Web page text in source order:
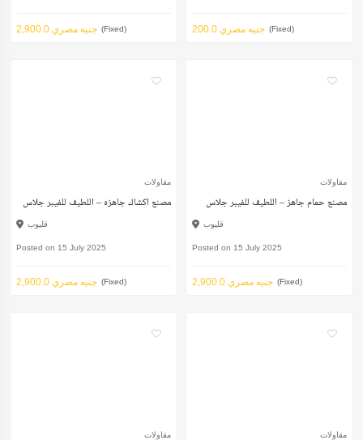
2,900.0 جنيه مصري (Fixed) 200.0 جنيه مصري (Fixed)
مقاولات
مصنع اكشاك جاهزه – اللطيف للفيبر جلاس
قليوب
Posted on 15 July 2025
2,900.0 جنيه مصري (Fixed)
مقاولات
مصنع حمام جاهز – اللطيف للفيبر جلاس
قليوب
Posted on 15 July 2025
2,900.0 جنيه مصري (Fixed)
مقاولات مقاولات